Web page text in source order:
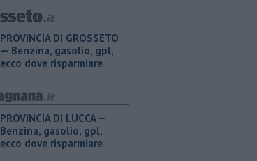
PROVINCIA DI GROSSETO
— ​Benzina, gasolio, gpl,
ecco dove risparmiare
PROVINCIA DI LUCCA — ​
Benzina, gasolio, gpl,
ecco dove risparmiare